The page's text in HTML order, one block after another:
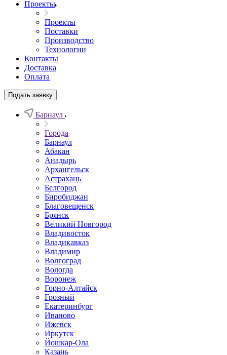
Проекты
Проекты
Поставки
Производство
Технологии
Контакты
Доставка
Оплата
Подать заявку
Барнаул
Города
Барнаул
Абакан
Анадырь
Архангельск
Астрахань
Белгород
Биробиджан
Благовещенск
Брянск
Великий Новгород
Владивосток
Владикавказ
Владимир
Волгоград
Вологда
Воронеж
Горно-Алтайск
Грозный
Екатеринбург
Иваново
Ижевск
Иркутск
Йошкар-Ола
Казань